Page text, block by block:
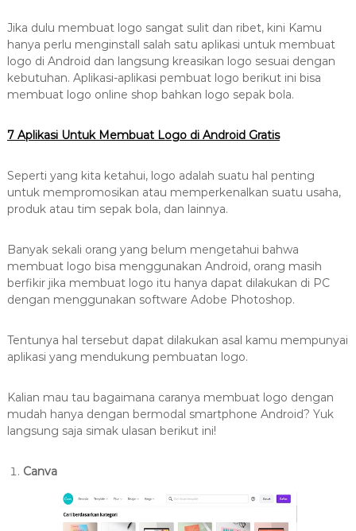
1
2
-
8
9
4
6
Jika dulu membuat logo sangat sulit dan ribet, kini Kamu
hanya perlu menginstall salah satu aplikasi untuk membuat
logo di Android dan langsung kreasikan logo sesuai dengan
kebutuhan. Aplikasi-aplikasi pembuat logo berikut ini bisa
membuat logo online shop bahkan logo sepak bola.
7 Aplikasi Untuk Membuat Logo di Android Gratis
Seperti yang kita ketahui, logo adalah suatu hal penting
untuk mempromosikan atau memperkenalkan suatu usaha,
produk atau tim sepak bola, dan lainnya.
Banyak sekali orang yang belum mengetahui bahwa
membuat logo bisa menggunakan Android, orang masih
berfikir jika membuat logo itu hanya dapat dilakukan di PC
dengan menggunakan software Adobe Photoshop.
Tentunya hal tersebut dapat dilakukan asal kamu mempunyai
aplikasi yang mendukung pembuatan logo.
Kalian mau tau bagaimana caranya membuat logo dengan
mudah hanya dengan bermodal smartphone Android? Yuk
langsung saja simak ulasan berikut ini!
Canva